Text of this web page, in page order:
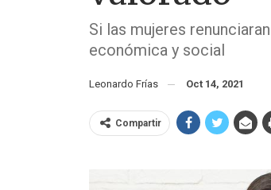
Si las mujeres
económica y social
Leonardo Frías Oct 14, 2021
Compartir